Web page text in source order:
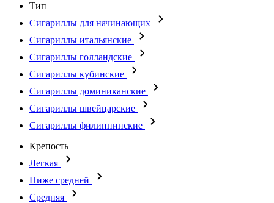
Тип
Сигариллы для начинающих
Сигариллы итальянские
Сигариллы голландские
Сигариллы кубинские
Сигариллы доминиканские
Сигариллы швейцарские
Сигариллы филиппинские
Крепость
Легкая
Ниже средней
Средняя